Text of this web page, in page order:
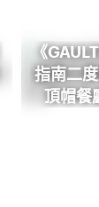
《
指南二
頂帽餐